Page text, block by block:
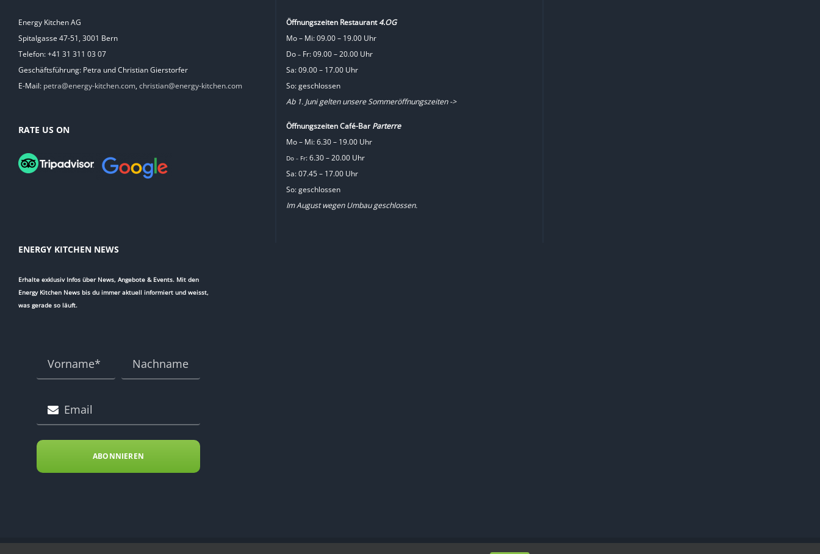
Energy Kitchen AG
Spitalgasse 47-51, 3001 Bern
Telefon: +41 31 311 03 07
Geschäftsführung: Petra und Christian Gierstorfer
E-Mail: petra@energy-kitchen.com, christian@energy-kitchen.com
RATE US ON
Öffnungszeiten Restaurant4.OG
Mo – Mi: 09.00 – 19.00 Uhr
Do –Fr: 09.00 – 20.00 Uhr
Sa: 09.00 – 17.00 Uhr
So: geschlossen
Ab 1. Juni gelten unsere Sommeröffnungszeiten ->
Öffnungszeiten Café-BarParterre
Mo – Mi: 6.30 – 19.00 Uhr
Do –Fr: 6.30 – 20.00 Uhr
Sa: 07.45 – 17.00 Uhr
So: geschlossen
Im August wegen Umbau geschlossen.
ENERGY KITCHEN NEWS
Erhalte exklusiv Infos über News, Angebote & Events. Mit den
Energy Kitchen News bis du immer aktuell informiert und weisst,
was gerade so läuft.
ABONNIEREN